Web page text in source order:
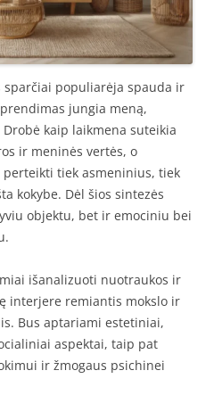
sparčiai populiarėja spauda ir
jungia meną,
kaip laikmena suteikia
ir meninės vertės, o
tiek asmeninius, tiek
kokybe. Dėl šios sintezės
objektu, bet ir emociniu bei
išanalizuoti nuotraukos ir
interjere remiantis mokslo ir
Bus aptariami estetiniai,
aspektai, taip pat
ir žmogaus psichinei